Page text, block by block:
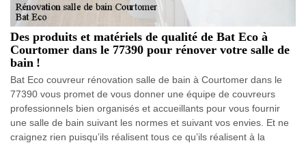
Des produits et matériels de qualité de Bat Eco à
Courtomer dans le 77390 pour rénover votre salle de
bain !
Bat Eco couvreur rénovation salle de bain à Courtomer dans le
77390 vous promet de vous donner une équipe de couvreurs
professionnels bien organisés et accueillants pour vous fournir
une salle de bain suivant les normes et suivant vos envies. Et ne
craignez rien puisqu’ils réalisent tous ce qu’ils réalisent à la